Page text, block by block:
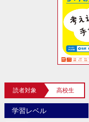
読者対象 高校生
学習レベル